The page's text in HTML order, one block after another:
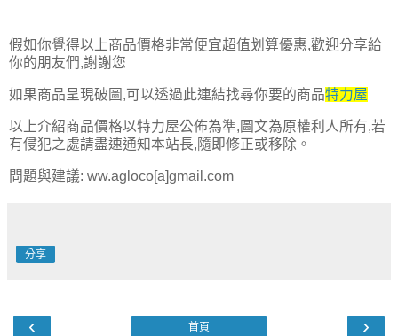
假如你覺得以上商品價格非常便宜超值划算優惠,歡迎分享給
你的朋友們,謝謝您
如果商品呈現破圖,可以透過此連結找尋你要的商品特力屋
以上介紹商品價格以特力屋公佈為準,圖文為原權利人所有,若
有侵犯之處請盡速通知本站長,隨即修正或移除。
問題與建議: ww.agloco[a]gmail.com
分享
‹ ›
首頁